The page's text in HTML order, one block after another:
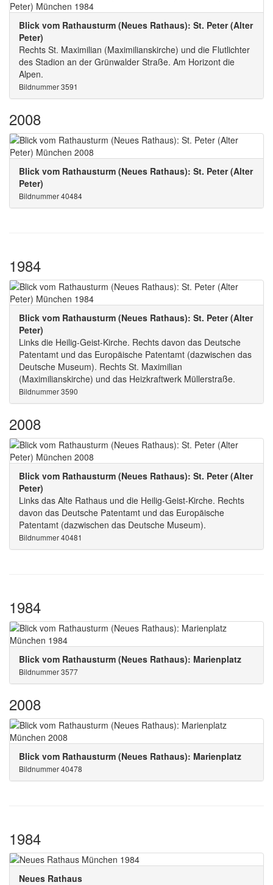
Blick vom Rathausturm (Neues Rathaus): St. Peter (Alter
Peter)
Rechts St. Maximilian (Maximilianskirche) und die Flutlichter
des Stadion an der Grünwalder Straße. Am Horizont die
Alpen.
Bildnummer 3591
2008
Blick vom Rathausturm (Neues Rathaus): St. Peter (Alter
Peter)
Bildnummer 40484
1984
Blick vom Rathausturm (Neues Rathaus): St. Peter (Alter
Peter)
Links die Heilig-Geist-Kirche. Rechts davon das Deutsche
Patentamt und das Europäische Patentamt (dazwischen das
Deutsche Museum). Rechts St. Maximilian
(Maximilianskirche) und das Heizkraftwerk Müllerstraße.
Bildnummer 3590
2008
Blick vom Rathausturm (Neues Rathaus): St. Peter (Alter
Peter)
Links das Alte Rathaus und die Heilig-Geist-Kirche. Rechts
davon das Deutsche Patentamt und das Europäische
Patentamt (dazwischen das Deutsche Museum).
Bildnummer 40481
1984
Blick vom Rathausturm (Neues Rathaus): Marienplatz
Bildnummer 3577
2008
Blick vom Rathausturm (Neues Rathaus): Marienplatz
Bildnummer 40478
1984
Neues Rathaus